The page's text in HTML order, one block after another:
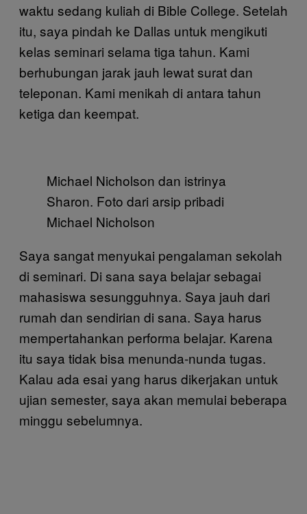
waktu sedang kuliah di Bible College. Setelah
itu, saya pindah ke Dallas untuk mengikuti
kelas seminari selama tiga tahun. Kami
berhubungan jarak jauh lewat surat dan
teleponan. Kami menikah di antara tahun
ketiga dan keempat.
Michael Nicholson dan istrinya
Sharon. Foto dari arsip pribadi
Michael Nicholson
Saya sangat menyukai pengalaman sekolah
di seminari. Di sana saya belajar sebagai
mahasiswa sesungguhnya. Saya jauh dari
rumah dan sendirian di sana. Saya harus
mempertahankan performa belajar. Karena
itu saya tidak bisa menunda-nunda tugas.
Kalau ada esai yang harus dikerjakan untuk
ujian semester, saya akan memulai beberapa
minggu sebelumnya.